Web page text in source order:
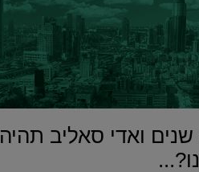
ואדי סאליב תהיה